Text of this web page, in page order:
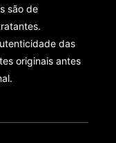
são de
das
originais antes